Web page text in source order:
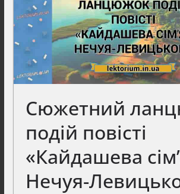
Сюжетний
подій повісті
«Кайдашева
Нечуя-